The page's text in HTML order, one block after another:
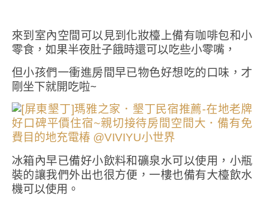
來到室內空間可以見到化妝檯上備有咖啡包和小
零食，如果半夜肚子餓時還可以吃些小零嘴，
但小孩們一衝進房間早已物色好想吃的口味，才
剛坐下就開吃啦~
冰箱內早已備好小飲料和礦泉水可以使用，小瓶
裝的讓我們外出也很方便，一樓也備有大檯飲水
機可以使用。